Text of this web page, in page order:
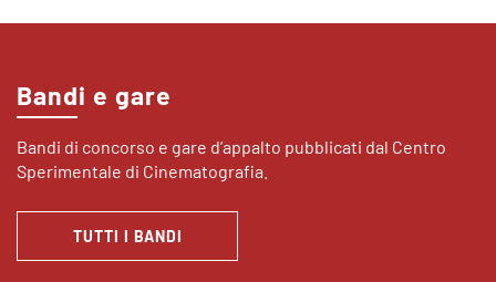
Bandi e gare
Bandi di concorso e gare d’appalto pubblicati dal Centro
Sperimentale di Cinematografia.
TUTTI I BANDI